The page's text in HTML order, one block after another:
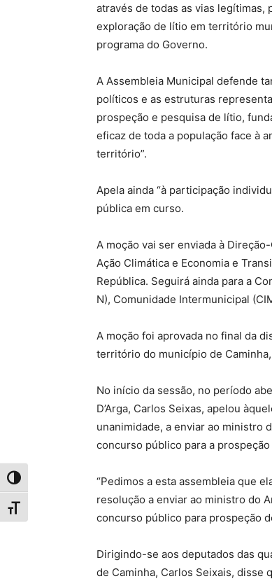
Toggle High Contrast
Toggle Font size
através de todas as vias
exploração de lítio em território
programa do Governo.
A Assembleia Municipal defende
políticos e as estruturas
prospeção e pesquisa de lítio,
eficaz de toda a população face à
território”.
Apela ainda “à participação
pública em curso.
A moção vai ser enviada à
Ação Climática e Economia e
República. Seguirá ainda para a
N), Comunidade Intermunicipal
A moção foi aprovada no final da
território do município de
No início da sessão, no período
D’Arga, Carlos Seixas, apelou
unanimidade, a enviar ao ministro
concurso público para a
“Pedimos a esta assembleia que
resolução a enviar ao ministro do
concurso público para prospeção
Dirigindo-se aos deputados das
de Caminha, Carlos Seixais, disse